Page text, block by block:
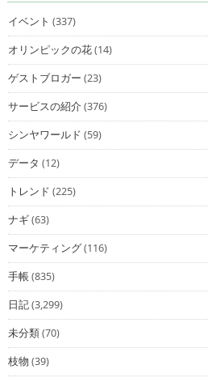
イベント (337)
オリンピックの花(14)
ゲストブロガー (23)
サービスの紹介(376)
シンヤワールド (59)
データ (12)
トレンド (225)
ナギ(63)
マーケティング(116)
手帳(835)
日記(3,299)
未分類(70)
枝物 (39)